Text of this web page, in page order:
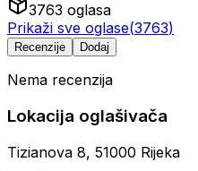
3763 oglasa
Prikaži sve oglase(3763)
Recenzije Dodaj
Nema recenzija
Lokacija oglašivača
Tizianova 8, 51000 Rijeka